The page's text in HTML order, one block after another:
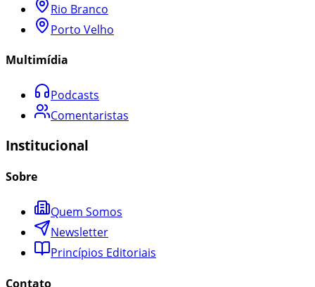
Rio Branco
Porto Velho
Multimídia
Podcasts
Comentaristas
Institucional
Sobre
Quem Somos
Newsletter
Princípios Editoriais
Contato